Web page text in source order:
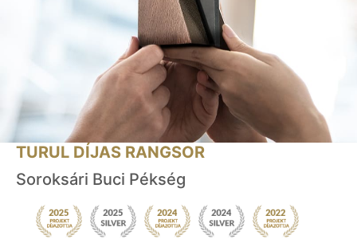
TURUL DÍJAS RANGSOR
Soroksári Buci Pékség